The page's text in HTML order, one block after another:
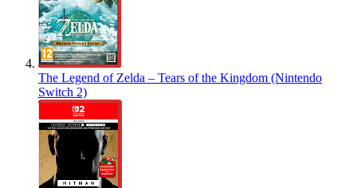
The Legend of Zelda – Tears of the Kingdom (Nintendo
Switch 2)